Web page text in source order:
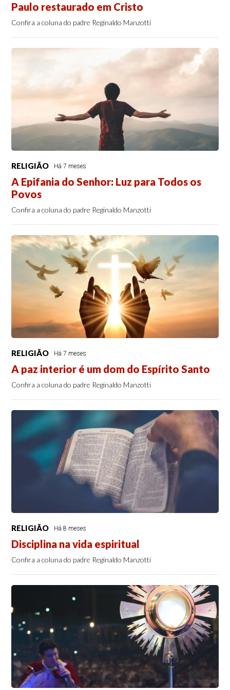
Paulo restaurado em Cristo
Confira a coluna do padre Reginaldo Manzotti
RELIGIÃO Há 7 meses
A Epifania do Senhor: Luz para Todos os
Povos
Confira a coluna do padre Reginaldo Manzotti
RELIGIÃO Há 7 meses
A paz interior é um dom do Espírito Santo
Confira a coluna do padre Reginaldo Manzotti
RELIGIÃO Há 8 meses
Disciplina na vida espiritual
Confira a coluna do padre Reginaldo Manzotti